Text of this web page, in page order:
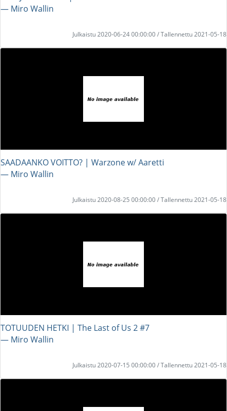
― Miro Wallin
Julkaistu 2020-06-24 00:00:00 / Tallennettu 2021-05-18
SAADAANKO VOITTO? | Warzone w/ Aaretti
― Miro Wallin
Julkaistu 2020-08-25 00:00:00 / Tallennettu 2021-05-18
TOTUUDEN HETKI | The Last of Us 2 #7
― Miro Wallin
Julkaistu 2020-07-15 00:00:00 / Tallennettu 2021-05-18